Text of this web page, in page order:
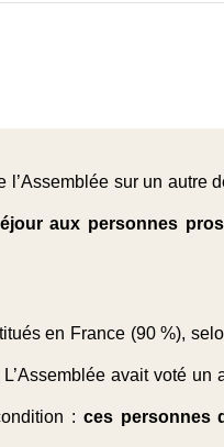
sur un autre
aux personnes
en France (90 %),
avait voté un
: ces personnes